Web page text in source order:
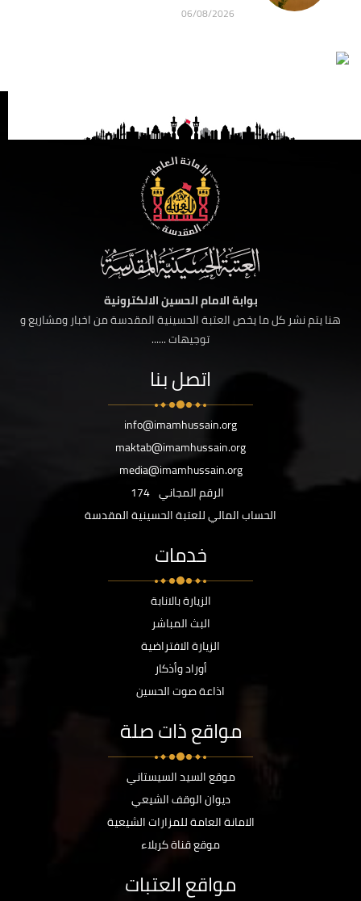
06/08/2026
بوابة الامام الحسين الالكترونية
هنا يتم نشر كل ما يخص العتبة الحسينية المقدسة من اخبار ومشاريع و
توجيهات ......
اتصل بنا
info@imamhussain.org
maktab@imamhussain.org
media@imamhussain.org
الرقم المجاني 174
الحساب المالي للعتبة الحسينية المقدسة
خدمات
الزيارة بالانابة
البث المباشر
الزيارة الافتراضية
أوراد وأذكار
اذاعة صوت الحسين
مواقع ذات صلة
موقع السيد السيستاني
ديوان الوقف الشيعي
الامانة العامة للمزارات الشيعية
موقع قناة كربلاء
مواقع العتبات